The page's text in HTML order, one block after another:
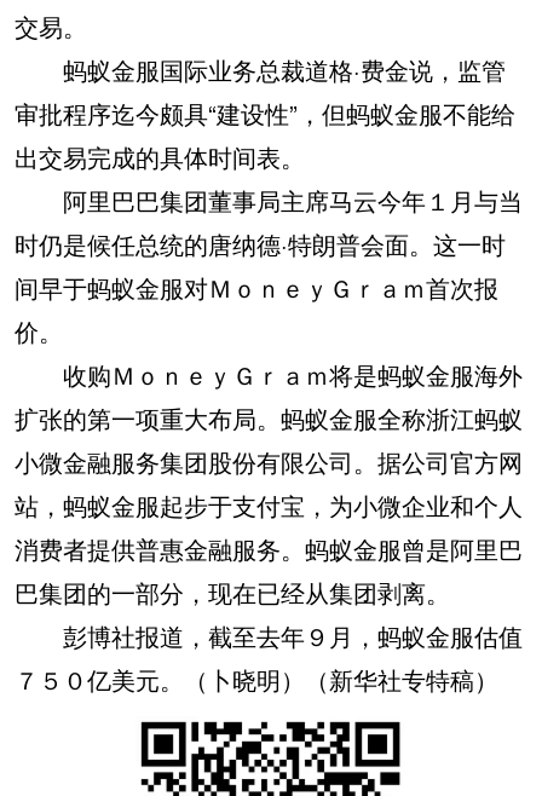
交易。
蚂蚁金服国际业务总裁道格·费金说，监管
审批程序迄今颇具“建设性”，但蚂蚁金服不能给
出交易完成的具体时间表。
阿里巴巴集团董事局主席马云今年１月与当
时仍是候任总统的唐纳德·特朗普会面。这一时
间早于蚂蚁金服对ＭｏｎｅｙＧｒａｍ首次报
价。
收购ＭｏｎｅｙＧｒａｍ将是蚂蚁金服海外
扩张的第一项重大布局。蚂蚁金服全称浙江蚂蚁
小微金融服务集团股份有限公司。据公司官方网
站，蚂蚁金服起步于支付宝，为小微企业和个人
消费者提供普惠金融服务。蚂蚁金服曾是阿里巴
巴集团的一部分，现在已经从集团剥离。
彭博社报道，截至去年９月，蚂蚁金服估值
７５０亿美元。（卜晓明）（新华社专特稿）